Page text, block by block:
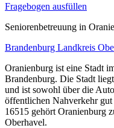
Fragebogen ausfüllen
Senioren­betreuung in
Brandenburg Landkreis
Oranienburg ist eine Stadt
Brandenburg. Die Stadt
und ist sowohl über die
öffentlichen Nahverkehr
16515 gehört Oranienburg
Oberhavel.